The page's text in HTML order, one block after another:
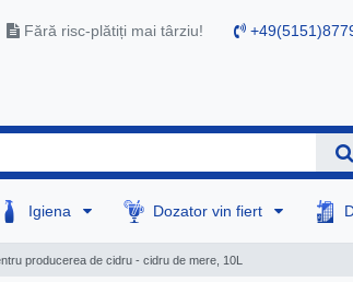
Fără risc-plătiți mai târziu!
Igiena Dozator vin fiert
producerea de cidru - cidru de mere, 10L